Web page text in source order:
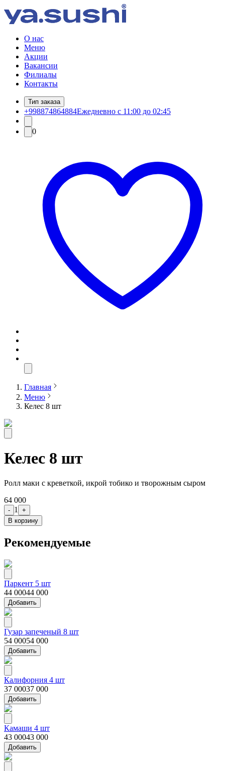
О нас
Меню
Акции
Вакансии
Филиалы
Контакты
Тип заказа
+998874864884Ежедневно с 11:00 до 02:45
0
Главная
Меню
Келес 8 шт
Келес 8 шт
Ролл маки с креветкой, икрой тобико и творожным сыром
64 000
- 1
+
В корзину
Рекомендуемые
Паркент 5 шт
44 00044 000
Добавить
Гузар запеченый 8 шт
54 00054 000
Добавить
Калифорния 4 шт
37 00037 000
Добавить
Камаши 4 шт
43 00043 000
Добавить